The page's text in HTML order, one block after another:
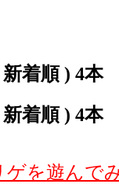
着順 ) 4本
着順 ) 4本
を遊んで